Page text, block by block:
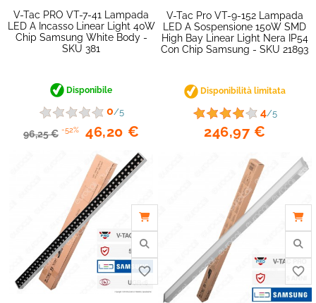
V-Tac PRO VT-7-41 Lampada
LED A Incasso Linear Light 40W
Chip Samsung White Body -
SKU 381
Disponibile
0/5
96,25 € -52% 46,20 €
favorite_border
V-Tac Pro VT-9-152 Lampada
LED A Sospensione 150W SMD
High Bay Linear Light Nera IP54
Con Chip Samsung - SKU 21893
Disponibilità limitata
4/5
246,97 €